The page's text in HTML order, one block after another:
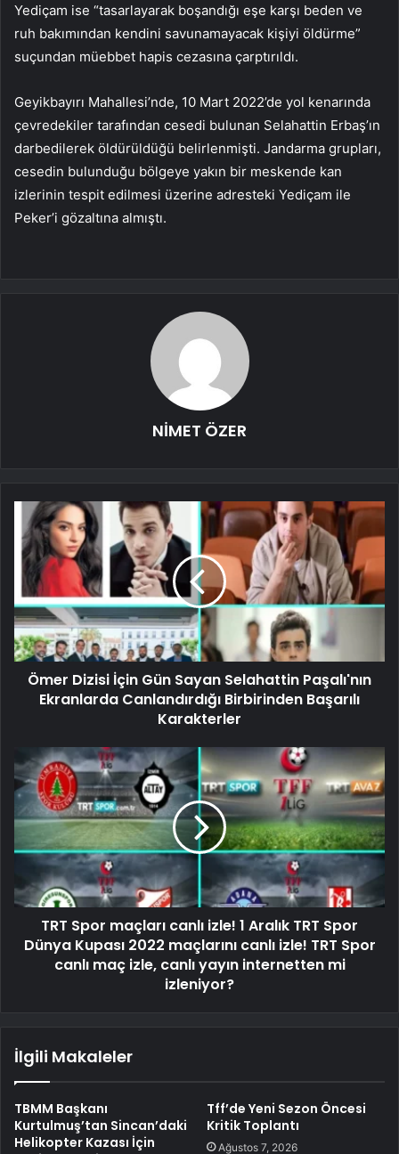
Yediçam ise “tasarlayarak boşandığı eşe karşı beden ve
ruh bakımından kendini savunamayacak kişiyi öldürme”
suçundan müebbet hapis cezasına çarptırıldı.
Geyikbayırı Mahallesi’nde, 10 Mart 2022’de yol kenarında
çevredekiler tarafından cesedi bulunan Selahattin Erbaş’ın
darbedilerek öldürüldüğü belirlenmişti. Jandarma grupları,
cesedin bulunduğu bölgeye yakın bir meskende kan
izlerinin tespit edilmesi üzerine adresteki Yediçam ile
Peker’i gözaltına almıştı.
NİMET ÖZER
Ömer Dizisi İçin Gün Sayan Selahattin Paşalı'nın
Ekranlarda Canlandırdığı Birbirinden Başarılı
Karakterler
TRT Spor maçları canlı izle! 1 Aralık TRT Spor
Dünya Kupası 2022 maçlarını canlı izle! TRT Spor
canlı maç izle, canlı yayın internetten mi
izleniyor?
İlgili Makaleler
TBMM Başkanı
Kurtulmuş’tan Sincan’daki
Helikopter Kazası İçin
Tff’de Yeni Sezon Öncesi
Kritik Toplantı
Ağustos 7, 2026